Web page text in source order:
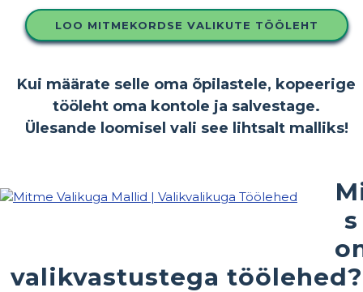
LOO MITMEKORDSE VALIKUTE TÖÖLEHT
Kui määrate selle oma õpilastele, kopeerige
tööleht oma kontole ja salvestage.
Ülesande loomisel vali see lihtsalt malliks!
s
valikvastustega töölehed?